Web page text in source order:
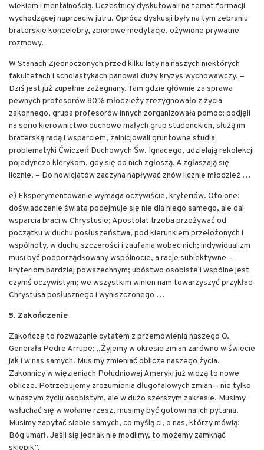
wiekiem i mentalnością. Uczestnicy dyskutowali na temat formacji
wychodzącej naprzeciw jutru. Oprócz dyskusji były na tym zebraniu
braterskie koncelebry, zbiorowe medytacje, ożywione prywatne
rozmowy.
W Stanach Zjednoczonych przed kilku laty na naszych niektórych
fakultetach i scholastykach panował duży kryzys wychowawczy. –
Dziś jest już zupełnie zażegnany. Tam gdzie głównie za sprawa
pewnych profesorów 80% młodzieży zrezygnowało z życia
zakonnego, grupa profesorów innych zorganizowała pomoc; podjęli
na serio kierownictwo duchowe małych grup studenckich, służą im
braterską radą i wsparciem, zainicjowali gruntowne studia
problematyki Ćwiczeń Duchowych Św. Ignacego, udzielają rekolekcji
pojedynczo klerykom, gdy się do nich zgłoszą. A zgłaszają się
licznie. – Do nowicjatów zaczyna napływać znów licznie młodzież …
e) Eksperymentowanie wymaga oczywiście, kryteriów. Oto one:
doświadczenie świata podejmuje się nie dla niego samego, ale dal
wsparcia braci w Chrystusie; Apostolat trzeba przeżywać od
początku w duchu posłuszeństwa, pod kierunkiem przełożonych i
wspólnoty, w duchu szczerości i zaufania wobec nich; indywidualizm
musi być podporządkowany wspólnocie, a racje subiektywne –
kryteriom bardziej powszechnym; ubóstwo osobiste i wspólne jest
czymś oczywistym; we wszystkim winien nam towarzyszyć przykład
Chrystusa posłusznego i wyniszczonego …
5. Zakończenie
Zakończę to rozważanie cytatem z przemówienia naszego O.
Generała Pedre Arrupe; „Żyjemy w okresie zmian zarówno w świecie
jak i w nas samych. Musimy zmieniać oblicze naszego życia.
Zakonnicy w więzieniach Południowej Ameryki już widzą to nowe
oblicze. Potrzebujemy zrozumienia długofalowych zmian – nie tylko
w naszym życiu osobistym, ale w dużo szerszym zakresie. Musimy
wsłuchać się w wołanie rzesz, musimy być gotowi na ich pytania.
Musimy zapytać siebie samych, co myślą ci, o nas, którzy mówią:
Bóg umarł. Jeśli się jednak nie modlimy, to możemy zamknąć
sklepik”.